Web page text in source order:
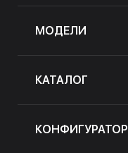
МОДЕЛИ
КАТАЛОГ
КОНФИГУРАТОР